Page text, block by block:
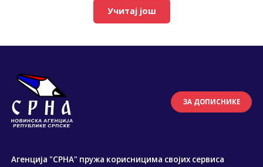
Учитај још
ЗА ДОПИСНИКЕ
Агенција "СРНА" пружа корисницима својих сервиса